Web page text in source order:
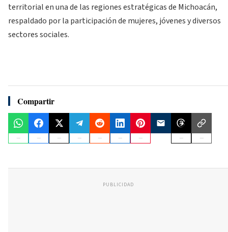
territorial en una de las regiones estratégicas de Michoacán,
respaldado por la participación de mujeres, jóvenes y diversos
sectores sociales.
Compartir
PUBLICIDAD